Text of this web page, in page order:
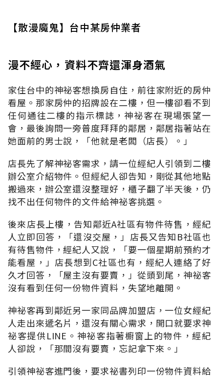
【散漫魔鬼】台中某房仲業者
漫不經心，資料不齊還渾身酒氣
家住台中的神祕客想換房自住，前往家附近的房仲
看屋。那家房仲的招牌設在二樓，但一樓卻看不到
任何通往二樓的指示標誌，神祕客在現場張望一
會，最後詢問一旁普度拜拜的鄰居，鄰居指著站在
她面前的男士說，「他就是老闆（店長）。」
店長先了解神祕客需求，請一位經紀人引領到二樓
辦公室介紹物件。但經紀人卻告知，剛從其他地點
搬過來，辦公室還沒整理好，櫃子翻了半天後，仍
找不出任何物件的文件給神祕客挑選。
後來店長上樓，告知鄰近A社區有物件待售，經紀
人立即回答，「還沒交屋，」店長又告知B社區也
有待售物件，經紀人又說，「要一個星期前預約才
能看屋，」店長想到C社區也有，經紀人連絡了好
久才回答，「屋主沒有要賣，」從頭到尾，神祕客
沒有看到任何一份物件資料，失望地離開。
神祕客再到鄰近另一家同品牌加盟店，一位女經紀
人走出來遞名片，還沒有關心需求，開口就要求神
祕客提供LINE。神祕客指著櫥窗上的物件，經紀
人卻說，「那間沒有要賣，忘記拿下來。」
引領神祕客進門後，要求祕書列印一份物件資料給